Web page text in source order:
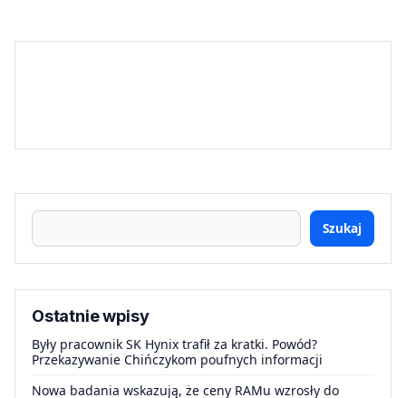
Szukaj
Ostatnie wpisy
Były pracownik SK Hynix trafił za kratki. Powód?
Przekazywanie Chińczykom poufnych informacji
Nowa badania wskazują, że ceny RAMu wzrosły do